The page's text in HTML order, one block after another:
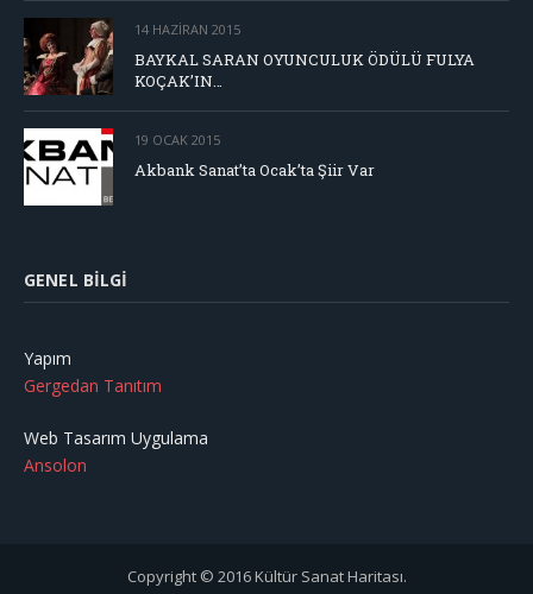
14 HAZIRAN 2015
BAYKAL SARAN OYUNCULUK ÖDÜLÜ FULYA
KOÇAK’IN…
19 OCAK 2015
Akbank Sanat’ta Ocak’ta Şiir Var
GENEL BILGI
Yapım
Gergedan Tanıtım
Web Tasarım Uygulama
Ansolon
Copyright © 2016 Kültür Sanat Haritası.